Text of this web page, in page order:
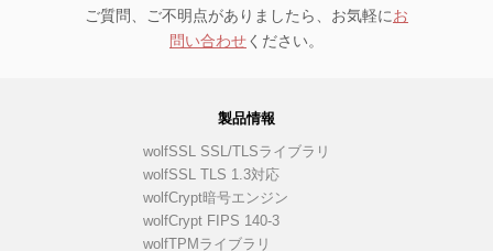
ご質問、ご不明点がありましたら、お気軽にお
問い合わせください。
製品情報
wolfSSL SSL/TLSライブラリ
wolfSSL TLS 1.3対応
wolfCrypt暗号エンジン
wolfCrypt FIPS 140-3
wolfTPMライブラリ